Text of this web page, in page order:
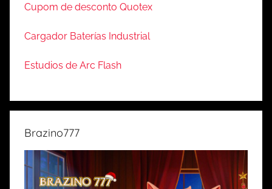
Cupom de desconto Quotex
Cargador Baterías Industrial
Estudios de Arc Flash
Brazino777